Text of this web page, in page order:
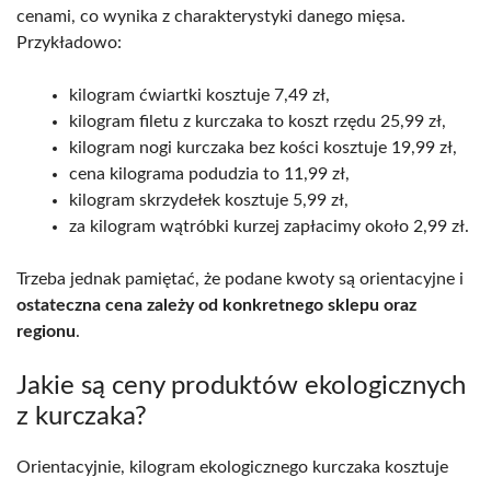
cenami, co wynika z charakterystyki danego mięsa.
Przykładowo:
kilogram ćwiartki kosztuje 7,49 zł,
kilogram filetu z kurczaka to koszt rzędu 25,99 zł,
kilogram nogi kurczaka bez kości kosztuje 19,99 zł,
cena kilograma podudzia to 11,99 zł,
kilogram skrzydełek kosztuje 5,99 zł,
za kilogram wątróbki kurzej zapłacimy około 2,99 zł.
Trzeba jednak pamiętać, że podane kwoty są orientacyjne i
ostateczna cena zależy od konkretnego sklepu oraz
regionu.
Jakie są ceny produktów ekologicznych
z kurczaka?
Orientacyjnie, kilogram ekologicznego kurczaka kosztuje